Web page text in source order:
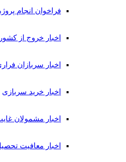
فراخوان انجام پروژه
اخبار خروج از کشور
اخبار سربازان فراری
اخبار خرید سربازی
اخبار مشمولان غایب
اخبار معافیت تحصیلی